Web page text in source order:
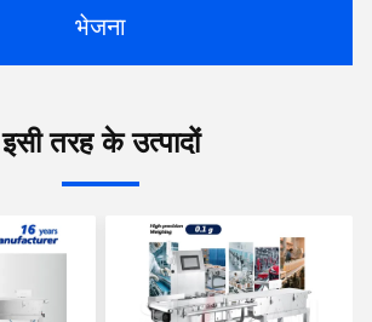
भेजना
इसी तरह के उत्पादों